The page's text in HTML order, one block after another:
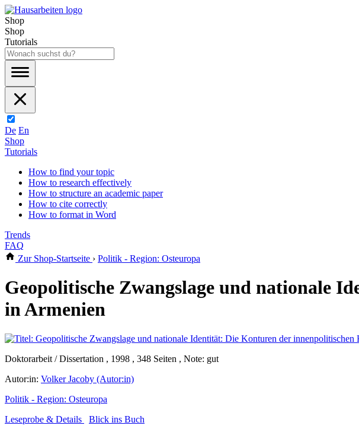
Shop
Shop
Tutorials
De En
Shop
Tutorials
How to find your topic
How to research effectively
How to structure an academic paper
How to cite correctly
How to format in Word
Trends
FAQ
Zur Shop-Startseite › Politik - Region: Osteuropa
Geopolitische Zwangslage und nationale
in Armenien
Doktorarbeit / Dissertation , 1998 , 348 Seiten , Note: gut
Autor:in: Volker Jacoby (Autor:in)
Politik - Region: Osteuropa
Leseprobe & Details
Blick ins Buch